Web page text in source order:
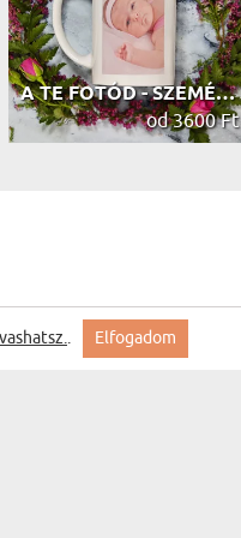
A TE FOTÓD - SZEMÉLYRE SZABOTT BÖGRE
od 3600 Ft
. Elfogadom